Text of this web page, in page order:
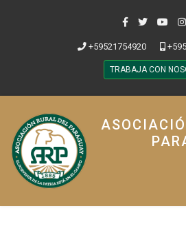
+59521754920
TRABAJA CON